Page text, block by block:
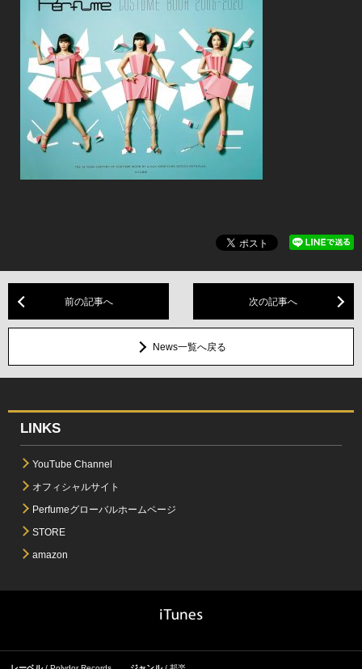
前の記事へ 次の記事へ
News一覧へ戻る
LINKS
YouTube Channel
オフィシャルサイト
Perfumeグローバルホームページ
STORE
amazon